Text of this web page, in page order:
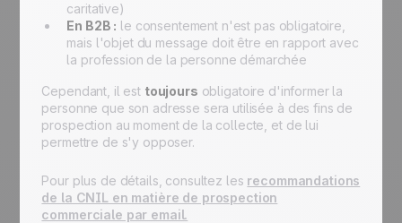
caritative)
En B2B : le consentement n'est pas obligatoire,
mais l'objet du message doit être en rapport avec
la profession de la personne démarchée
Cependant, il est toujours obligatoire d'informer la
personne que son adresse sera utilisée à des fins de
prospection au moment de la collecte, et de lui
permettre de s'y opposer.
Pour plus de détails, consultez les recommandations
de la CNIL en matière de prospection
commerciale par email.